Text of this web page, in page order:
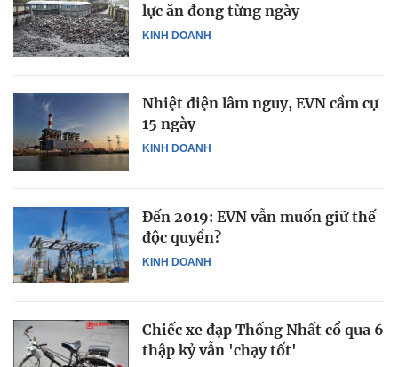
KINH DOANH
lực ăn đong từng ngày
KINH DOANH
Nhiệt điện lâm nguy, EVN cầm cự
15 ngày
KINH DOANH
Đến 2019: EVN vẫn muốn giữ thế
độc quyền?
Chiếc xe đạp Thống Nhất cổ qua 6
thập kỷ vẫn 'chạy tốt'